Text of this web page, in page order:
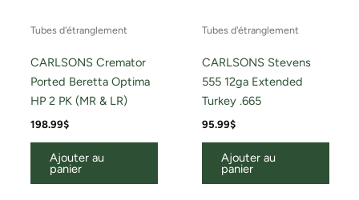
Tubes d'étranglement
CARLSONS Cremator
Ported Beretta Optima
HP 2 PK (MR & LR)
198.99$
Ajouter au
panier
Tubes d'étranglement
CARLSONS Stevens
555 12ga Extended
Turkey .665
95.99$
Ajouter au
panier